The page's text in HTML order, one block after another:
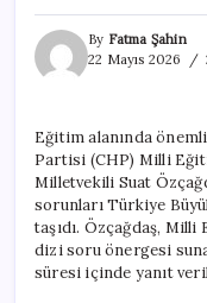
By Fatma Şahin
22 Mayıs 2026
Eğitim alanında
Partisi (CHP) Milli
Milletvekili Suat
sorunları Türkiye
taşıdı. Özçağdaş,
dizi soru önergesi
süresi içinde yanıt